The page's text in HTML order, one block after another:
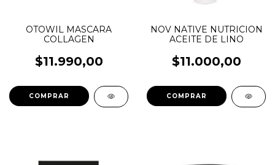
OTOWIL MASCARA
COLLAGEN
$11.990,00
COMPRAR
NOV NATIVE NUTRICION
ACEITE DE LINO
$11.000,00
COMPRAR